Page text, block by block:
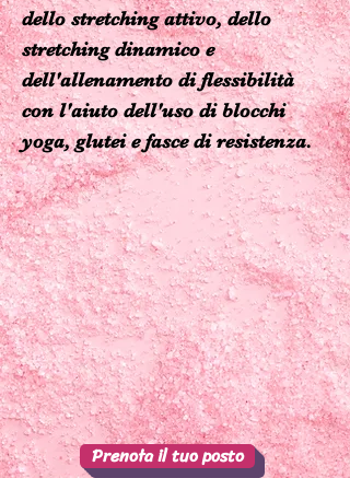
dello stretching attivo, dello
stretching dinamico e
dell'allenamento di flessibilità
con l'aiuto dell'uso di blocchi
yoga, glutei e fasce di resistenza.
Prenota il tuo posto